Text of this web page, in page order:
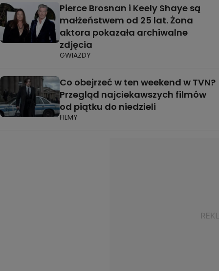
Pierce Brosnan i Keely Shaye są
małżeństwem od 25 lat. Żona
aktora pokazała archiwalne
zdjęcia
GWIAZDY
Co obejrzeć w ten weekend w TVN?
Przegląd najciekawszych filmów
od piątku do niedzieli
FILMY